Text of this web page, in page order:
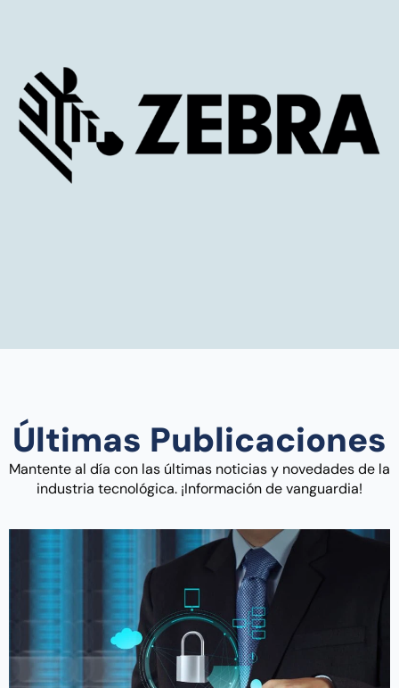
Últimas Publicaciones
Mantente al día con las últimas noticias y novedades de la
industria tecnológica. ¡Información de vanguardia!